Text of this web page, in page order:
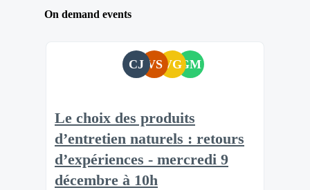
On demand events
CJ VS VGGM
Le choix des produits
d’entretien naturels : retours
d’expériences - mercredi 9
décembre à 10h